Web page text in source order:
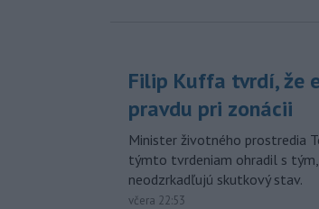
Filip Kuffa tvrdí, že
pravdu pri zonácii
Minister životného prostredia
týmto tvrdeniam ohradil s
neodzrkadľujú skutkový stav.
včera 22:53